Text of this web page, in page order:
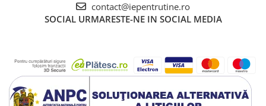
contact@iepentrutine.ro
SOCIAL URMARESTE-NE IN SOCIAL MEDIA